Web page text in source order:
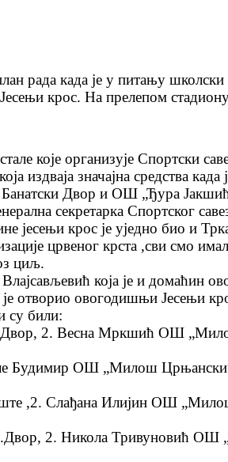
рада када је у питању
крос. На прелепом
које организује Спортски
издваја значајна средства
Двор и ОШ „Ђура
секретарка Спортског
јесењи крос је уједно био и
црвеног крста ,сви смо
циљ.
која је и домаћин
отворио овогодишњи Јесењи
су били:
2. Весна Мркшић ОШ
Будимир ОШ „Милош
,2. Слађана Илијин ОШ
2. Никола Тривуновић ОШ